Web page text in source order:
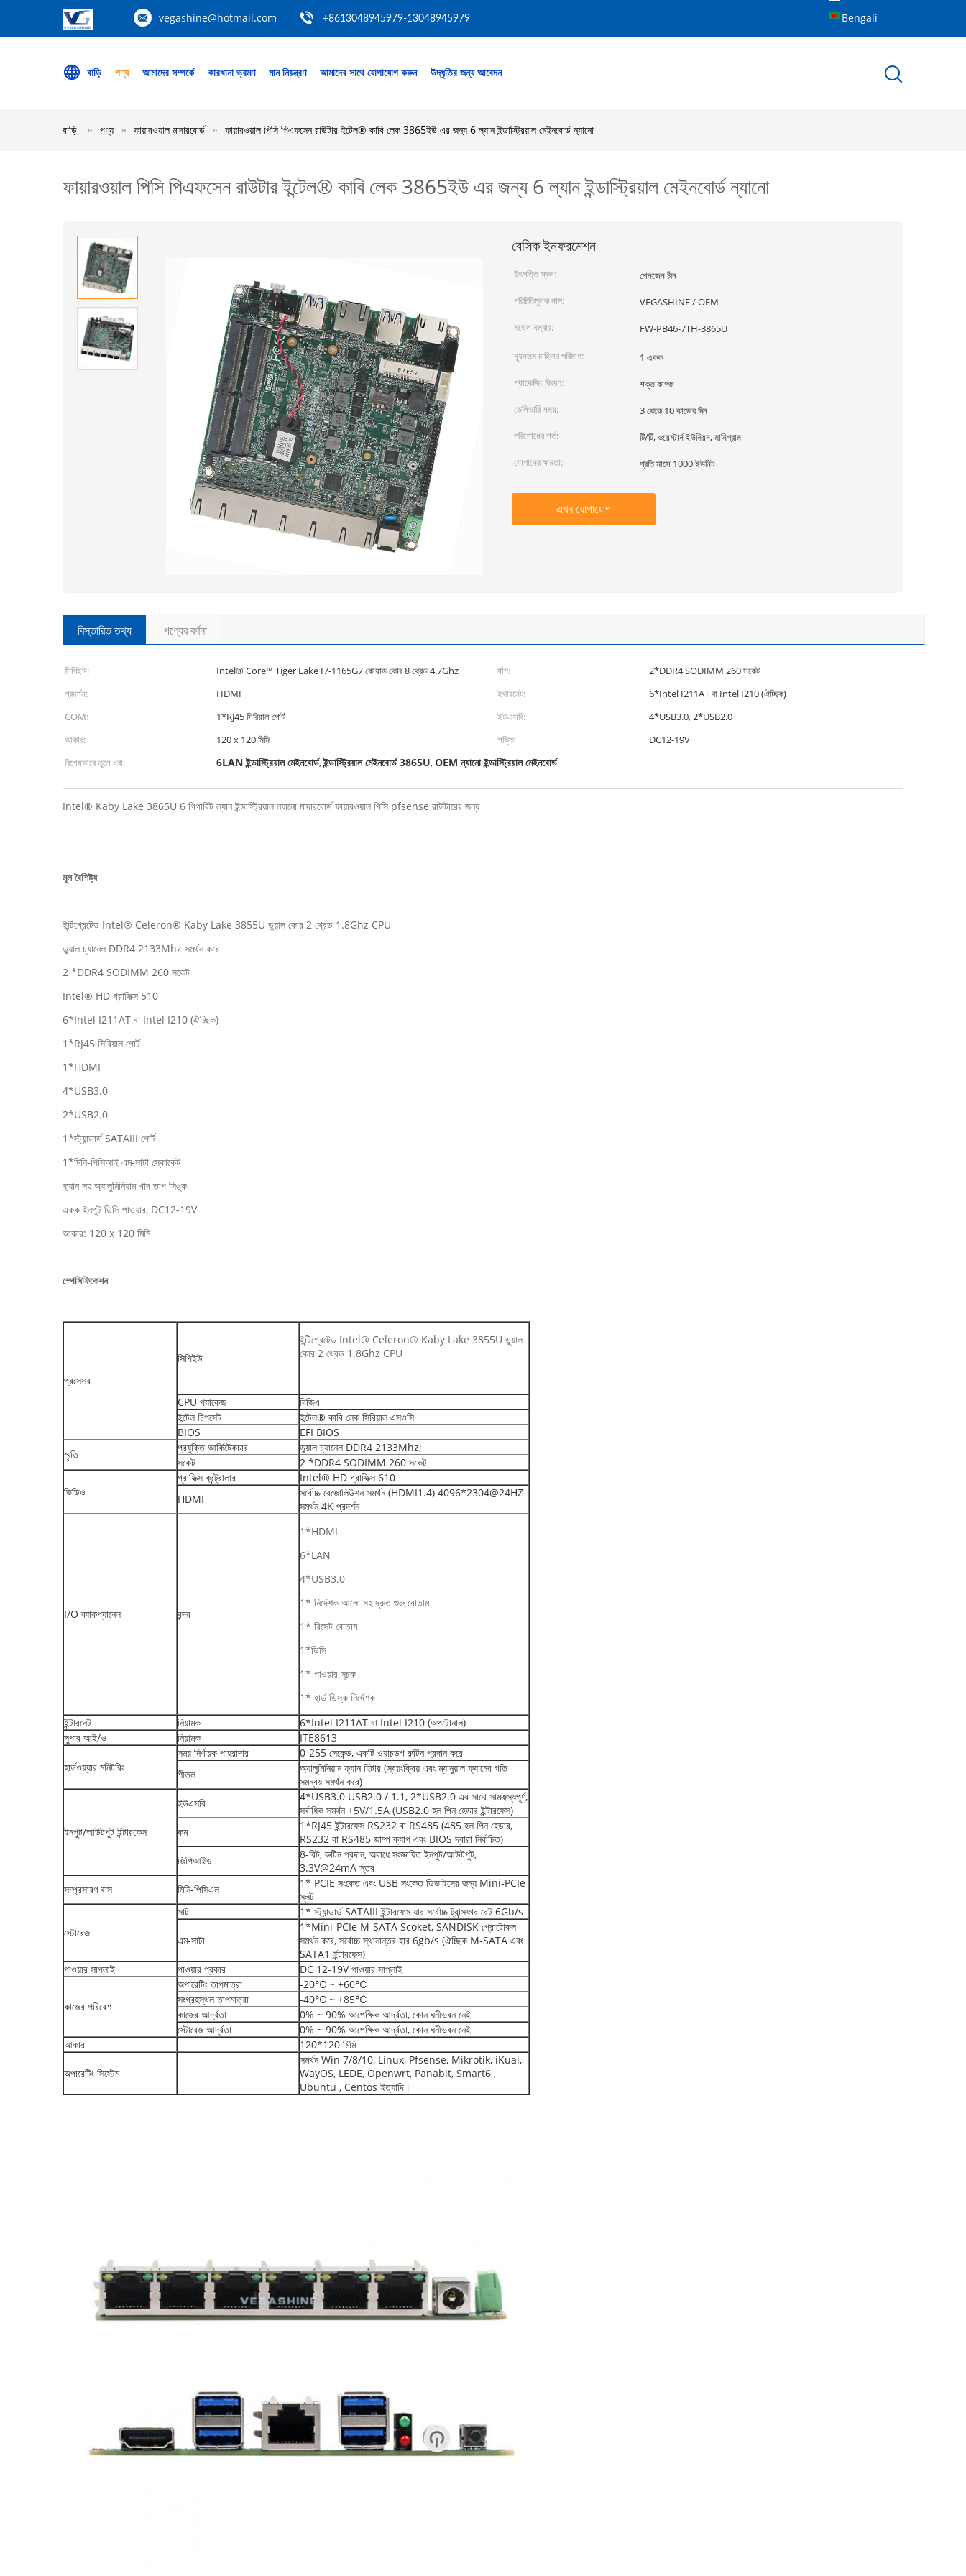
vegashine@hotmail.com +8613048945979-13048945979 Bengali
বাড়ি পণ্য আমাদের সম্পর্কে কারখানা ভ্রমণ মান নিয়ন্ত্রণ আমাদের সাথে যোগাযোগ করুন উদ্ধৃতির জন্য আবেদন
বাড়ি পণ্য ফায়ারওয়াল মাদারবোর্ড ফায়ারওয়াল পিসি পিএফসেন রাউটার ইন্টেল® কাবি লেক 3865ইউ এর জন্য 6 ল্যান ইন্ডাস্ট্রিয়াল মেইনবোর্ড ন্যানো
ফায়ারওয়াল পিসি পিএফসেন রাউটার ইন্টেল® কাবি লেক 3865ইউ এর জন্য 6 ল্যান ইন্ডাস্ট্রিয়াল মেইনবোর্ড ন্যানো
বেসিক ইনফরমেশন
উৎপত্তি স্থল:
শেনজেন চীন
পরিচিতিমুলক নাম:
VEGASHINE / OEM
মডেল নম্বার:
FW-PB46-7TH-3865U
ন্যূনতম চাহিদার পরিমাণ:
1 একক
প্যাকেজিং বিবরণ:
শক্ত কাগজ
ডেলিভারি সময়:
3 থেকে 10 কাজের দিন
পরিশোধের শর্ত:
টি/টি, ওয়েস্টার্ন ইউনিয়ন, মানিগ্রাম
যোগানের ক্ষমতা:
প্রতি মাসে 1000 ইউনিট
এখন যোগাযোগ
বিস্তারিত তথ্য পণ্যের বর্ণনা
সিপিইউ: Intel® Core™ Tiger Lake I7-1165G7 কোয়াড কোর 8 থ্রেড 4.7Ghz র্যাম:
2*DDR4 SODIMM 260 সকেট
প্রদর্শন:
HDMI ইথারনেট:
6*Intel I211AT বা Intel I210 (ঐচ্ছিক)
COM:
1*RJ45 সিরিয়াল পোর্ট ইউএসবি:
4*USB3.0, 2*USB2.0
আকার:
120 x 120 মিমি শক্তি:
DC12-19V
বিশেষভাবে তুলে ধরা:
6LAN ইন্ডাস্ট্রিয়াল মেইনবোর্ড,ইন্ডাস্ট্রিয়াল মেইনবোর্ড 3865U,OEM ন্যানো ইন্ডাস্ট্রিয়াল মেইনবোর্ড
Intel® Kaby Lake 3865U 6 গিগাবিট ল্যান ইন্ডাস্ট্রিয়াল ন্যানো মাদারবোর্ড ফায়ারওয়াল পিসি pfsense রাউটারের জন্য
মূল বৈশিষ্ট্য
ইন্টিগ্রেটেড Intel® Celeron® Kaby Lake 3855U ডুয়াল কোর 2 থ্রেড 1.8Ghz CPU
ডুয়াল চ্যানেল DDR4 2133Mhz সমর্থন করে
2 *DDR4 SODIMM 260 সকেট
Intel® HD গ্রাফিক্স 510
6*Intel I211AT বা Intel I210 (ঐচ্ছিক)
1*RJ45 সিরিয়াল পোর্ট
1*HDMI
4*USB3.0
2*USB2.0
1*স্ট্যান্ডার্ড SATAIII পোর্ট
1*মিনি-পিসিআই এম-সাটা স্কোকেট
ফ্যান সহ অ্যালুমিনিয়াম খাদ তাপ সিঙ্ক
একক ইনপুট ডিসি পাওয়ার, DC12-19V
আকার: 120 x 120 মিমি
স্পেসিফিকেশন
প্রসেসর
সিপিইউ
ইন্টিগ্রেটেড Intel® Celeron® Kaby Lake 3855U ডুয়াল
কোর 2 থ্রেড 1.8Ghz CPU
CPU প্যাকেজ
বিজিএ
ইন্টেল চিপসেট
ইন্টেল® কাবি লেক সিরিয়াল এসওসি
BIOS
EFI BIOS
স্মৃতি
প্রযুক্তি আর্কিটেকচার
ডুয়াল চ্যানেল DDR4 2133Mhz;
সকেট
2 *DDR4 SODIMM 260 সকেট
ভিডিও
গ্রাফিক্স কন্ট্রোলার
Intel® HD গ্রাফিক্স 610
HDMI
সর্বোচ্চ রেজোলিউশন সমর্থন (HDMI1.4) 4096*2304@24HZ
সমর্থন 4K প্রদর্শন
I/O ব্যাকপ্যানেল বন্দর
1*HDMI
6*LAN
4*USB3.0
1* নির্দেশক আলো সহ দ্রুত শুরু বোতাম
1* রিসেট বোতাম
1*ডিসি
1* পাওয়ার সূচক
1* হার্ড ডিস্ক নির্দেশক
ইন্টারনেট
নিয়ামক
6*Intel I211AT বা Intel I210 (অপটোনাল)
সুপার আই/ও
নিয়ামক ITE8613
হার্ডওয়্যার মনিটরিং
সময় নির্ণায়ক পাহরাদার
0-255 সেকেন্ড, একটি ওয়াচডগ রুটিন প্রদান করে
শীতল
অ্যালুমিনিয়াম ফ্যান হিটার (স্বয়ংক্রিয় এবং ম্যানুয়াল ফ্যানের গতি
সমন্বয় সমর্থন করে)
ইনপুট/আউটপুট ইন্টারফেস
ইউএসবি
4*USB3.0 USB2.0 / 1.1, 2*USB2.0 এর সাথে সামঞ্জস্যপূর্ণ,
সর্বাধিক সমর্থন +5V/1.5A (USB2.0 হল পিন হেডার ইন্টারফেস)
কম
1*RJ45 ইন্টারফেস RS232 বা RS485 (485 হল পিন হেডার,
RS232 বা RS485 জাম্প ক্যাপ এবং BIOS দ্বারা নির্বাচিত)
জিপিআইও
8-বিট, রুটিন প্রদান, অবাধে সংজ্ঞায়িত ইনপুট/আউটপুট,
3.3V@24mA স্তর
সম্প্রসারণ বাস
মিনি-পিসিএল
1* PCIE সংকেত এবং USB সংকেত ডিভাইসের জন্য Mini-PCIe
স্লট
স্টোরেজ
সাটা 1* স্ট্যান্ডার্ড SATAIII ইন্টারফেস যার সর্বোচ্চ ট্রান্সফার রেট 6Gb/s
এম-সাটা
1*Mini-PCIe M-SATA Scoket, SANDISK প্রোটোকল
সমর্থন করে, সর্বোচ্চ স্থানান্তর হার 6gb/s (ঐচ্ছিক M-SATA এবং
SATA1 ইন্টারফেস)
পাওয়ার সাপ্লাই
পাওয়ার প্রকার DC 12-19V পাওয়ার সাপ্লাই
কাজের পরিবেশ
অপারেটিং তাপমাত্রা
-20℃ ~ +60℃
সংগ্রহস্থল তাপমাত্রা
-40℃ ~ +85℃
কাজের আর্দ্রতা
0% ~ 90% আপেক্ষিক আর্দ্রতা, কোন ঘনীভবন নেই
স্টোরেজ আর্দ্রতা
0% ~ 90% আপেক্ষিক আর্দ্রতা, কোন ঘনীভবন নেই
আকার
120*120 মিমি
অপারেটিং সিস্টেম
সমর্থন Win 7/8/10, Linux, Pfsense, Mikrotik, iKuai,
WayOS, LEDE, Openwrt, Panabit, Smart6 ,
Ubuntu , Centos ইত্যাদি।